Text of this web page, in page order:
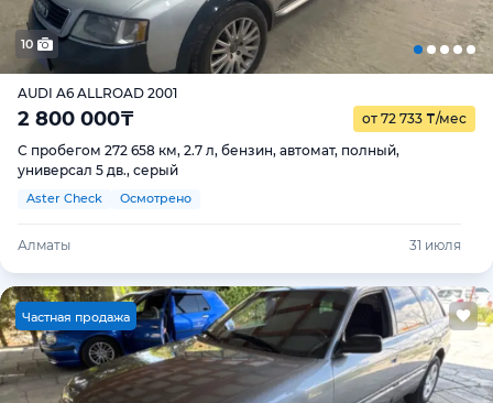
10
AUDI A6 ALLROAD 2001
2 800 000₸ от 72 733 ₸/мес
С пробегом 272 658 км, 2.7 л, бензин, автомат, полный,
универсал 5 дв., серый
Aster Check Осмотрено
Алматы 31 июля
Частная продажа